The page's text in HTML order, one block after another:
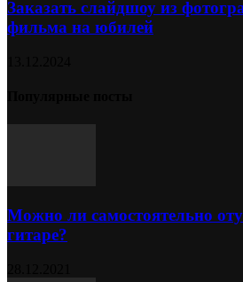
Заказать слайдшоу из
фильма на юбилей
Можно ли самостоятельно
гитаре?